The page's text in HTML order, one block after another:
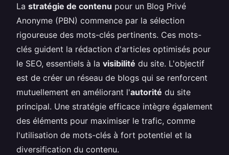
La stratégie de contenu pour un Blog Privé
Anonyme (PBN) commence par la sélection
rigoureuse des mots-clés pertinents. Ces mots-
clés guident la rédaction d'articles optimisés pour
le SEO, essentiels à la visibilité du site. L'objectif
est de créer un réseau de blogs qui se renforcent
mutuellement en améliorant l'autorité du site
principal. Une stratégie efficace intègre également
des éléments pour maximiser le trafic, comme
l'utilisation de mots-clés à fort potentiel et la
diversification du contenu.